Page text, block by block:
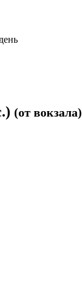
(от вокзала)